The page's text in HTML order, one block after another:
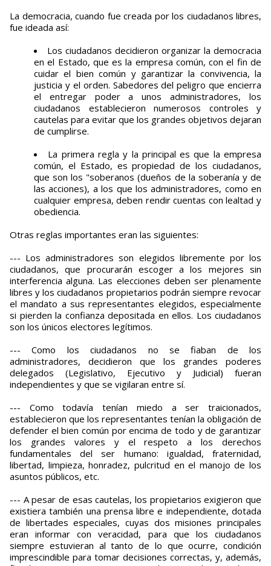
La democracia, cuando fue creada por los ciudadanos libres,
fue ideada así:
Los ciudadanos decidieron organizar la democracia
en el Estado, que es la empresa común, con el fin de
cuidar el bien común y garantizar la convivencia, la
justicia y el orden. Sabedores del peligro que encierra
el entregar poder a unos administradores, los
ciudadanos establecieron numerosos controles y
cautelas para evitar que los grandes objetivos dejaran
de cumplirse.
La primera regla y la principal es que la empresa
común, el Estado, es propiedad de los ciudadanos,
que son los "soberanos (dueños de la soberanía y de
las acciones), a los que los administradores, como en
cualquier empresa, deben rendir cuentas con lealtad y
obediencia.
Otras reglas importantes eran las siguientes:
--- Los administradores son elegidos libremente por los
ciudadanos, que procurarán escoger a los mejores sin
interferencia alguna. Las elecciones deben ser plenamente
libres y los ciudadanos propietarios podrán siempre revocar
el mandato a sus representantes elegidos, especialmente
si pierden la confianza depositada en ellos. Los ciudadanos
son los únicos electores legítimos.
--- Como los ciudadanos no se fiaban de los
administradores, decidieron que los grandes poderes
delegados (Legislativo, Ejecutivo y Judicial) fueran
independientes y que se vigilaran entre sí.
--- Como todavía tenían miedo a ser traicionados,
establecieron que los representantes tenían la obligación de
defender el bien común por encima de todo y de garantizar
los grandes valores y el respeto a los derechos
fundamentales del ser humano: igualdad, fraternidad,
libertad, limpieza, honradez, pulcritud en el manojo de los
asuntos públicos, etc.
--- A pesar de esas cautelas, los propietarios exigieron que
existiera también una prensa libre e independiente, dotada
de libertades especiales, cuyas dos misiones principales
eran informar con veracidad, para que los ciudadanos
siempre estuvieran al tanto de lo que ocurre, condición
imprescindible para tomar decisiones correctas, y, además,